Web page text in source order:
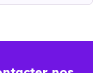
mensuelles sur les
Plus grande